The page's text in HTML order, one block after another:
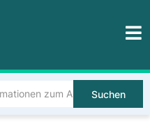
Suchen